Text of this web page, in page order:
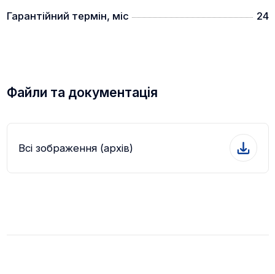
Гарантійний термін, міс
24
Файли та документація
Всі зображення (архів)